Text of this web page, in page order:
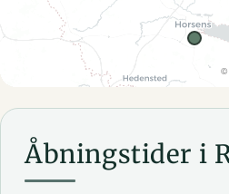
©
Åbningstider i